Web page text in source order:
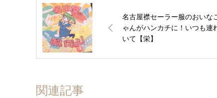
名古屋襟セーラー服のおいな
ゃんがハンカチに！いつも連
いて【栄】
関連記事